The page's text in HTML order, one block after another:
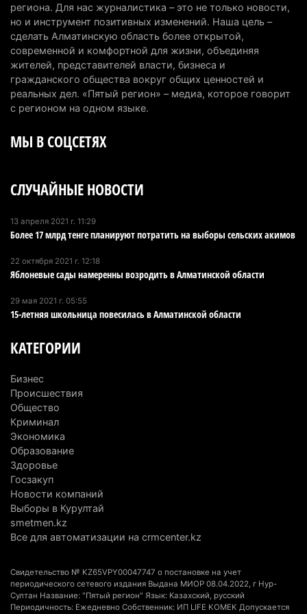
запустят в Алатау
5 августа 2026 г. 12:32 190
Туриста с тяжелыми травмами эвакуировали в
горах Алматинской области после камнепада
5 августа 2026 г. 11:23 162
Алматинской области, судят спустя год после
катеров для Formula-1 H2O и откроют академию
пилотов
В Alatau City Authority назначили нового
директора по коммуникациям
4 августа 2026 г. 20:22
Партия «Әділет» предложила превратить
рабочих мест
4 августа 2026 г. 15:11
В Алматинской области назначили нового
председателя административного суда
4 августа 2026 г. 14:29
В Алматинской области второй день не могут
потушить пожар в Аксайском ущелье
строительным компаниям
4 августа 2026 г. 12:06
региона. Для нас журналистика – это не только новости,
но и инструмент позитивных изменений. Наша цель –
сделать Алматинскую область более открытой,
современной и комфортной для жизни, объединяя
жителей, представителей власти, бизнеса и
гражданского общества вокруг общих ценностей и
реальных дел. «Пятый регион» – медиа, которое говорит
с регионом на одном языке.
МЫ В СОЦСЕТЯХ
СЛУЧАЙНЫЕ НОВОСТИ
13 апреля 2021 г. 11:29
Более 17 млрд тенге планируют потратить на выборы сельских акимов
22 октября 2021 г. 12:18
Яблоневые сады намеренны возродить в Алматинской области
29 мая 2021 г. 05:55
15-летняя школьница повесилась в Алматинской области
КАТЕГОРИИ
Бизнес
Происшествия
Общество
Криминал
Экономика
Образование
Здоровье
Госзакуп
Новости компаний
Выборы в Курултай
smetmen.kz
Все для автоматизации на crmcenter.kz
Свидетельство № KZ65VPY00047747 о постановке на учет
периодического сетевого издания Выдана МИОР 08.04.2022, г Нур-
Султан Название: "Пятый регион" Язык: Казахский, русский
Периодичность: Ежедневно Собственник: ИП LIFE KOMEK Допускается